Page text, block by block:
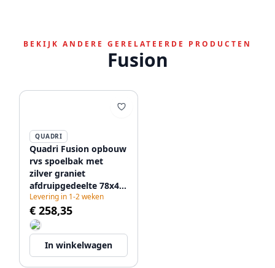
BEKIJK ANDERE GERELATEERDE PRODUCTEN
Fusion
QUADRI
Quadri Fusion opbouw
rvs spoelbak met
zilver graniet
afdruipgedeelte 78x43
omkeerbaar
1208957880
Levering in 1-2 weken
€ 258,35
In winkelwagen